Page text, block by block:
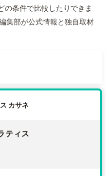
の条件で比較したりできま
集部が公式情報と独自取材
カサネ
ティス